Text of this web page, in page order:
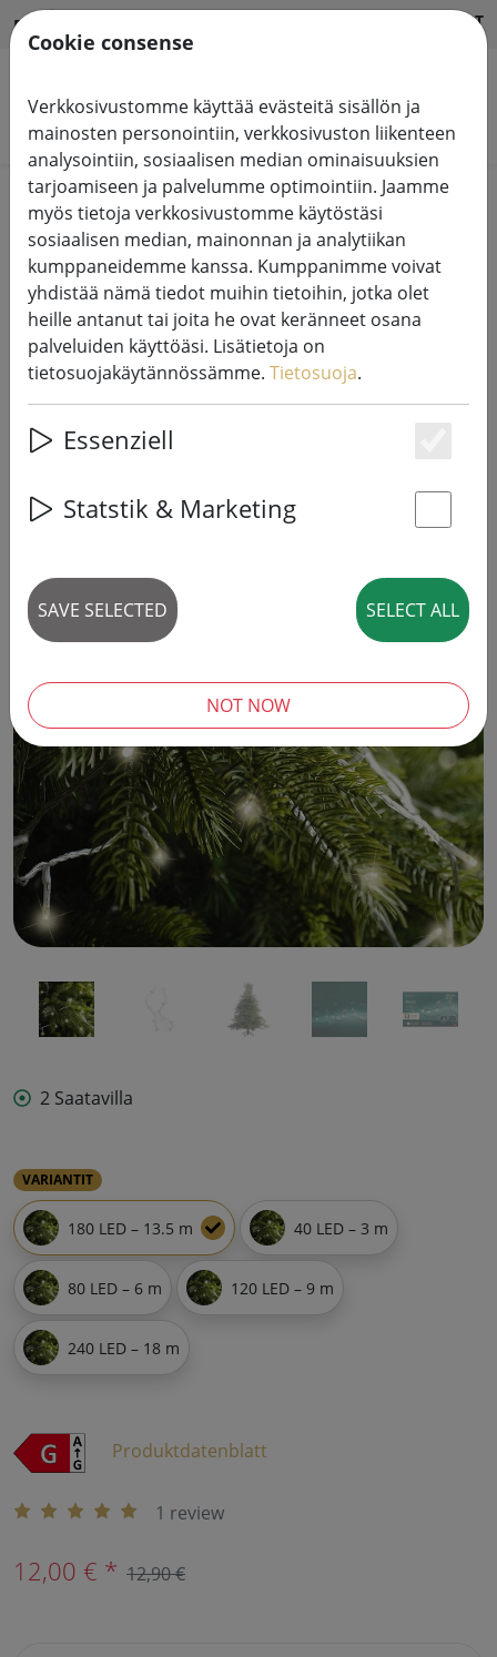
FI HILFE & SUPPORT
Hae tuotteita
Home Keijujen valot
Kaemingk Lumineo LED-keijuvalot
Basic himmennin 180 LED
lämpimän valkoinen ulkona 13,5m
läpinäkyvästi
7% DISCOUNT
2 Saatavilla
VARIANTIT
180 LED – 13.5 m 40 LED – 3 m
80 LED – 6 m 120 LED – 9 m
240 LED – 18 m
Produktdatenblatt
1 review
12,00 € * 12,90 €
Cookie consense
Verkkosivustomme käyttää evästeitä sisällön ja
mainosten personointiin, verkkosivuston liikenteen
analysointiin, sosiaalisen median ominaisuuksien
tarjoamiseen ja palvelumme optimointiin. Jaamme
myös tietoja verkkosivustomme käytöstäsi
sosiaalisen median, mainonnan ja analytiikan
kumppaneidemme kanssa. Kumppanimme voivat
yhdistää nämä tiedot muihin tietoihin, jotka olet
heille antanut tai joita he ovat keränneet osana
palveluiden käyttöäsi. Lisätietoja on
tietosuojakäytännössämme. Tietosuoja.
Essenziell
Statstik & Marketing
SAVE SELECTED SELECT ALL
NOT NOW